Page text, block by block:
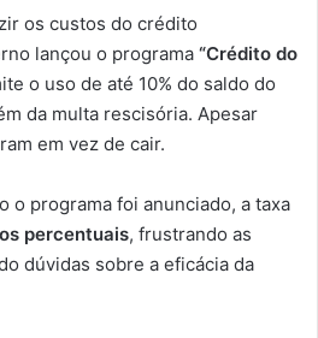
os custos do crédito
lançou o programa “Crédito do
o uso de até 10% do saldo do
da multa rescisória. Apesar
em vez de cair.
o programa foi anunciado, a taxa
percentuais, frustrando as
dúvidas sobre a eficácia da